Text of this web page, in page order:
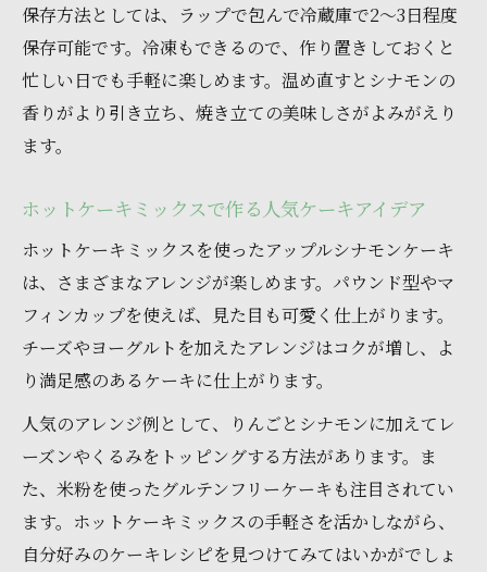
保存方法としては、ラップで包んで冷蔵庫で2〜3日程度
保存可能です。冷凍もできるので、作り置きしておくと
忙しい日でも手軽に楽しめます。温め直すとシナモンの
香りがより引き立ち、焼き立ての美味しさがよみがえり
ます。
ホットケーキミックスで作る人気ケーキアイデア
ホットケーキミックスを使ったアップルシナモンケーキ
は、さまざまなアレンジが楽しめます。パウンド型やマ
フィンカップを使えば、見た目も可愛く仕上がります。
チーズやヨーグルトを加えたアレンジはコクが増し、よ
り満足感のあるケーキに仕上がります。
人気のアレンジ例として、りんごとシナモンに加えてレ
ーズンやくるみをトッピングする方法があります。ま
た、米粉を使ったグルテンフリーケーキも注目されてい
ます。ホットケーキミックスの手軽さを活かしながら、
自分好みのケーキレシピを見つけてみてはいかがでしょ